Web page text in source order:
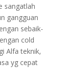
sangatlah
gangguan
sebaik-
cold
Alfa teknik,
yg cepat